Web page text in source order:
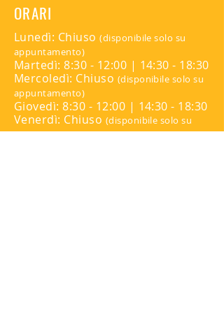
ORARI
Lunedì: Chiuso(disponibile solo su
appuntamento)
Martedì: 8:30 - 12:00 | 14:30 - 18:30
Mercoledì: Chiuso (disponibile solo su
appuntamento)
Giovedì: 8:30 - 12:00 | 14:30 - 18:30
Venerdì: Chiuso (disponibile solo su
appuntamento)